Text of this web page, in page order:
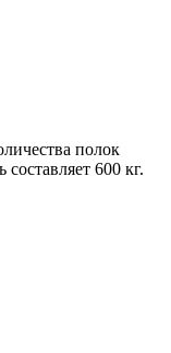
полок
600 кг.